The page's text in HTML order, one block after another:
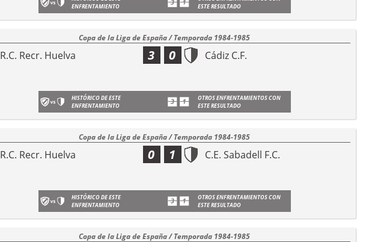
ENFRENTAMIENTO
ESTE RESULTADO
Copa de la Liga de España / Temporada 1984-1985
R.C. Recr. Huelva 3 Cádiz C.F.
0
HISTÓRICO DE ESTE
ENFRENTAMIENTO
OTROS ENFRENTAMIENTOS CON
ESTE RESULTADO
Copa de la Liga de España / Temporada 1984-1985
R.C. Recr. Huelva 0 C.E. Sabadell F.C.
1
HISTÓRICO DE ESTE
ENFRENTAMIENTO
OTROS ENFRENTAMIENTOS CON
ESTE RESULTADO
Copa de la Liga de España / Temporada 1984-1985